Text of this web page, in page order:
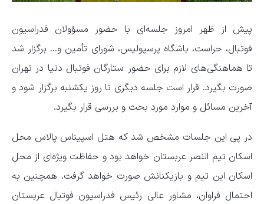
پیش از ظهر امروز جلسه‌ای با حضور مسؤولان فدراسیون
فوتبال، حراست، باشگاه پرسپولیس، شورای تأمین و… برگزار شد
تا هماهنگی‌های لازم برای حضور ستارگان فوتبال دنیا در تهران
صورت بگیرد. قرار است جلسه دیگری تا روز یکشنبه برگزار شود و
آخرین مسائل و موارد مورد بحث و بررسی قرار بگیرد.
در پی این جلسات مشخص شد که هتل اسپیناس پالاس محل
اسکان تیم النصر عربستان خواهد بود و حفاظت ویژه‌ای از محل
اسکان این تیم و بازیکنانش صورت خواهد گرفت. همچنین به
احتمال فراوان، مشاور عالی رئیس فدراسیون فوتبال عربستان